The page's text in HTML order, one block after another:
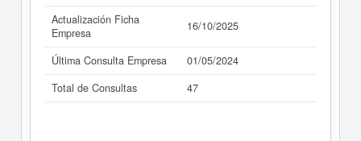
Actualización Ficha
Empresa
16/10/2025
Última Consulta Empresa
01/05/2024
Total de Consultas
47